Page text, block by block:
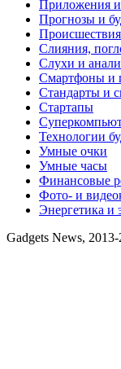
Приложения
Прогнозы и
Происшествия
Слияния,
Слухи и
Смартфоны и
Стандарты и
Стартапы
Технологии
Умные очки
Умные часы
Финансовые
Фото- и
Энергетика и
Gadgets News,